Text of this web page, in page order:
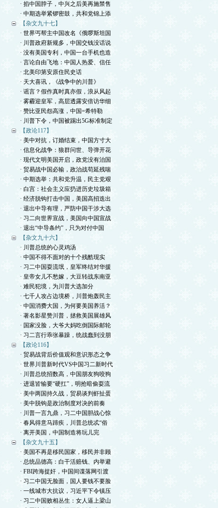
· 掐中国脖子，中兴之后美再施禁售
· 中期选举紧锣密鼓，共和党锦上添
【杂文九十七】
· 世界丐帮主中国改名《俄啰斯坦国
· 川普政府新规多，中国交钱没话说
· 没有美国专利，中国一台手机也造
· 言论自由飞地：中国人热爱、信任
· 北美印第安原住民史话
· 天大喜讯，《战争中的川普》
· 谣言？假作真时真亦假，浪从风起
· 雾霾迎皇军，高层透露安倍访华细
· 赞比亚民怨高涨，中国=希特勒
· 川普下令，中国被踢出5G标准制定
【政论117】
· 美中对抗，订婚结束，中国方寸大
· 信息化战争：狼群问世、导弹开花
· 现代文明美国开启，政党没有治国
· 贸易战中国必输，政治战苟延残喘
· 中期选举：共和党升温，民主党艰
· 白宫：社会主义应扔进历史垃圾箱
· 经济脱钩打击中国，美国高招迭出
· 退出中导有理，严防中国干涉大选
· 习二向世界宣战，美国向中国宣战
· 退出“中导条约”，只为对付中国
【杂文九十六】
· 川普总统的心灵鸡汤
· 中国不得不面对的十个残酷现实
· 习二中国耍流氓，皇军终结对华援
· 皇帝女儿不愁嫁，大豆转战东南亚
· 难民犯境，为川普大选加分
· 七千人攻占边境桥，川普炮轰民主
· 中国消费大国，为何要美国养活？
· 著名影星赞川普，拯救美国展雄风
· 国家没脸，大爷大妈吃倒国际邮轮
· 习二言行乖张暴躁，统战蠢到没朋
【政论116】
· 贸易战背后价值观和意识形态之争
· 世界川普新时代VS中国习二新时代
· 川普总统招数高，中国朋友狗咬狗
· 进退皆输要“硬扛”，明抢暗偷耍流
· 美中两国持久战，贸易谈判虾扯蛋
· 美中脱钩是政治制度对决的前奏
· 川普一言九鼎，习二中国胆战心惊
· 春风得意马蹄疾，川普总统忒“俗
· 离开美国，中国制造将玩儿完
【杂文九十五】
· 美国不再是移民国家，移民并非顾
· 总统品德高：白干活赔钱、内举避
· FBI跨海捉奸，中国间谍落网引渡
· 习二中国无脸面，国人要钱不要脸
· 一线城市大抗议，习近平下令镇压
· 习二中国败相丛生：女人逼上梁山